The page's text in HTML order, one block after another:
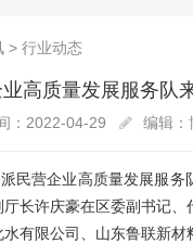
>行业动态
高质量发展服务队
：2022-04-29 编辑：
民营企业高质量发展服务
长许庆豪在区委副书记、
有限公司、山东鲁联新材